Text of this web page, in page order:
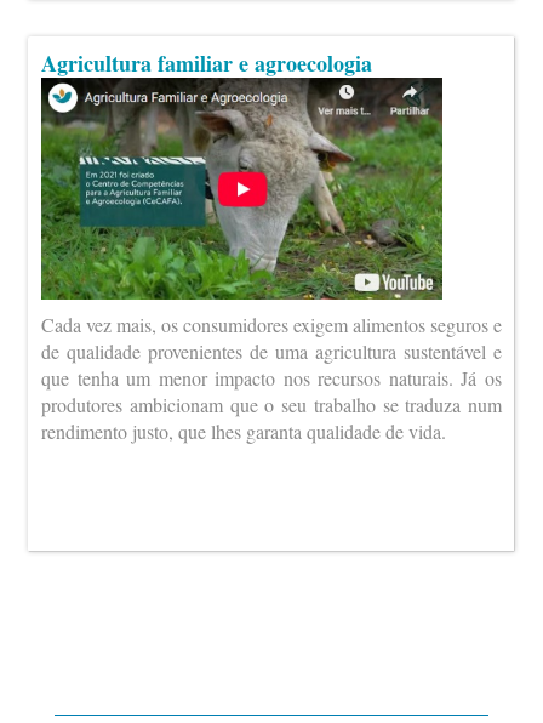
Agricultura familiar e agroecologia
Cada vez mais, os consumidores exigem alimentos seguros e
de qualidade provenientes de uma agricultura sustentável e
que tenha um menor impacto nos recursos naturais. Já os
produtores ambicionam que o seu trabalho se traduza num
rendimento justo, que lhes garanta qualidade de vida.